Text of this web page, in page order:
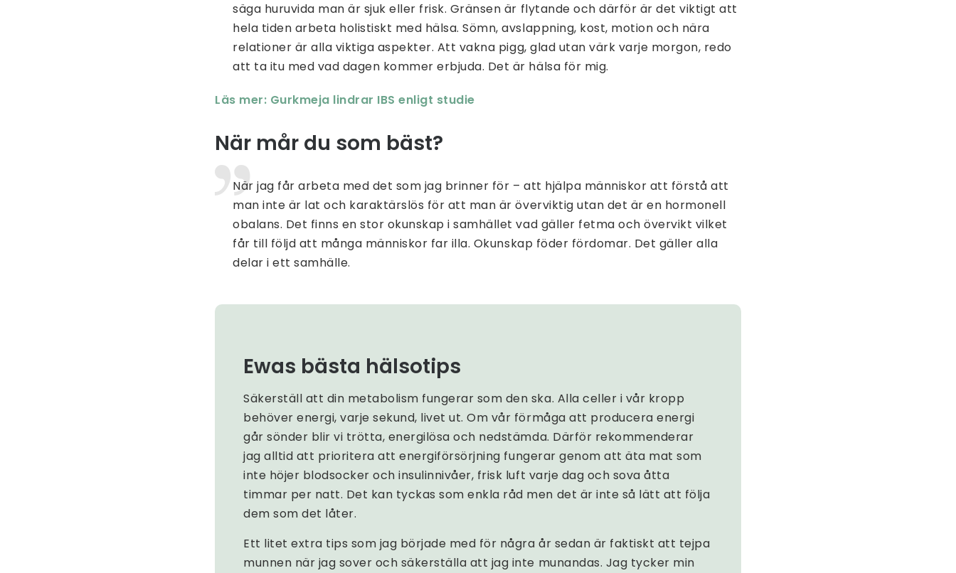
säga huruvida man är sjuk eller frisk. Gränsen är flytande och därför är det viktigt att
hela tiden arbeta holistiskt med hälsa. Sömn, avslappning, kost, motion och nära
relationer är alla viktiga aspekter. Att vakna pigg, glad utan värk varje morgon, redo
att ta itu med vad dagen kommer erbjuda. Det är hälsa för mig.
Läs mer: Gurkmeja lindrar IBS enligt studie
När mår du som bäst?
När jag får arbeta med det som jag brinner för – att hjälpa människor att förstå att
man inte är lat och karaktärslös för att man är överviktig utan det är en hormonell
obalans. Det finns en stor okunskap i samhället vad gäller fetma och övervikt vilket
får till följd att många människor far illa. Okunskap föder fördomar. Det gäller alla
delar i ett samhälle.
Ewas bästa hälsotips
Säkerställ att din metabolism fungerar som den ska. Alla celler i vår kropp
behöver energi, varje sekund, livet ut. Om vår förmåga att producera energi
går sönder blir vi trötta, energilösa och nedstämda. Därför rekommenderar
jag alltid att prioritera att energiförsörjning fungerar genom att äta mat som
inte höjer blodsocker och insulinnivåer, frisk luft varje dag och sova åtta
timmar per natt. Det kan tyckas som enkla råd men det är inte så lätt att följa
dem som det låter.
Ett litet extra tips som jag började med för några år sedan är faktiskt att tejpa
munnen när jag sover och säkerställa att jag inte munandas. Jag tycker min